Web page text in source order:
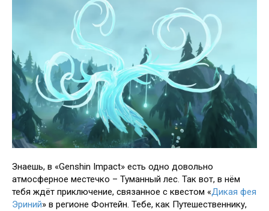
Знаешь, в «Genshin Impact» есть одно довольно
атмосферное местечко – Туманный лес. Так вот, в нём
тебя ждёт приключение, связанное с квестом «Дикая фея
Эриний» в регионе Фонтейн. Тебе, как Путешественнику,